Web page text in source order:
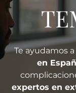
Te ayudamos
en
expertos en